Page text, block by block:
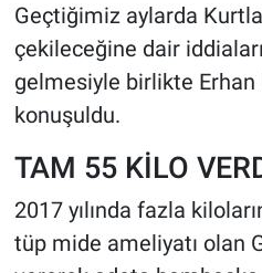
Geçtiğimiz aylarda
çekileceğine dair
gelmesiyle birlikte Erhan
konuşuldu.
TAM 55 KİLO
2017 yılında fazla
tüp mide ameliyatı olan